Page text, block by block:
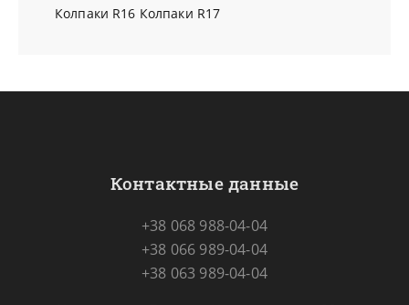
Колпаки R16 Колпаки R17
Контактные данные
+38 068 988-04-04
+38 066 989-04-04
+38 063 989-04-04